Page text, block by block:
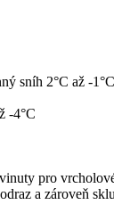
sníh 2°C až -1°C
-4°C
pro
a zároveň